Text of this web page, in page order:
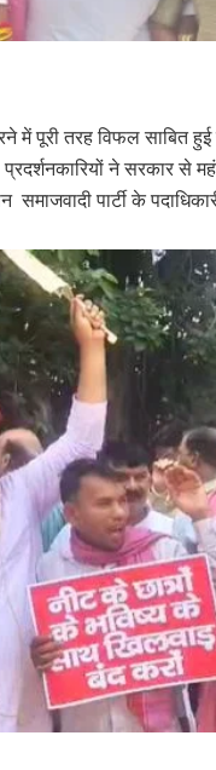
में पूरी तरह विफल साबित
ने सरकार से
पार्टी के